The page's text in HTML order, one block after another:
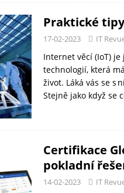
Praktické
17-02-2023 IT
Internet věcí (IoT)
technologií, která
život. Láká vás se s
Stejně jako když se
Certifikace
pokladní
14-02-2023 IT